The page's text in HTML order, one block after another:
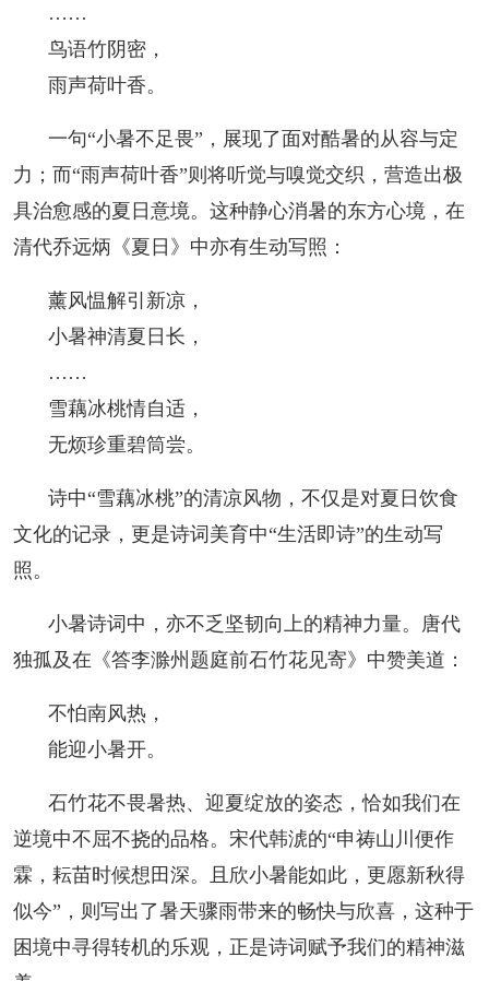
……
鸟语竹阴密，
雨声荷叶香。
一句“小暑不足畏”，展现了面对酷暑的从容与定
力；而“雨声荷叶香”则将听觉与嗅觉交织，营造出极
具治愈感的夏日意境。这种静心消暑的东方心境，在
清代乔远炳《夏日》中亦有生动写照：
薰风愠解引新凉，
小暑神清夏日长，
……
雪藕冰桃情自适，
无烦珍重碧筒尝。
诗中“雪藕冰桃”的清凉风物，不仅是对夏日饮食
文化的记录，更是诗词美育中“生活即诗”的生动写
照。
小暑诗词中，亦不乏坚韧向上的精神力量。唐代
独孤及在《答李滁州题庭前石竹花见寄》中赞美道：
不怕南风热，
能迎小暑开。
石竹花不畏暑热、迎夏绽放的姿态，恰如我们在
逆境中不屈不挠的品格。宋代韩淲的“申祷山川便作
霖，耘苗时候想田深。且欣小暑能如此，更愿新秋得
似今”，则写出了暑天骤雨带来的畅快与欣喜，这种于
困境中寻得转机的乐观，正是诗词赋予我们的精神滋